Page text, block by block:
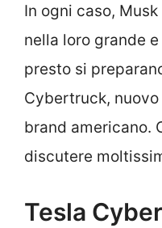
In ogni caso,
nella loro grande
presto si
Cybertruck,
brand americano.
discutere
Tesla